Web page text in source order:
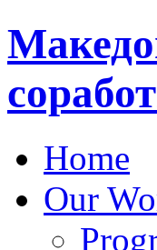
Home
Our